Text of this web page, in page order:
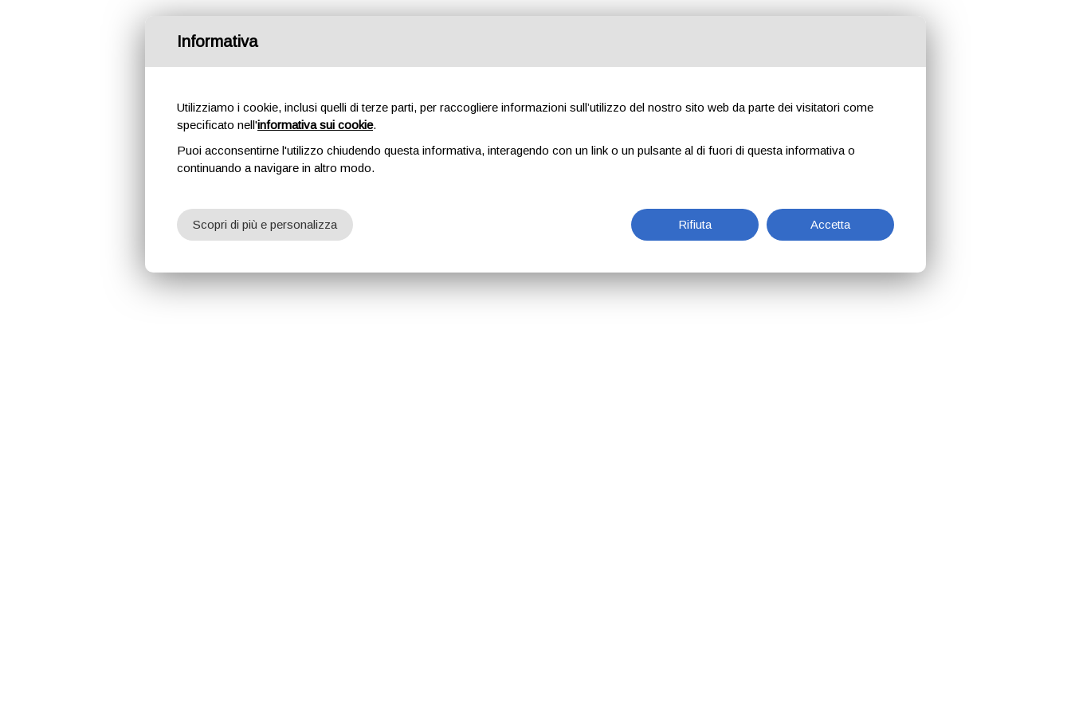
Informativa
Utilizziamo i cookie, inclusi quelli di terze parti, per raccogliere informazioni sull’utilizzo del nostro sito web da parte dei visitatori come
specificato nell'informativa sui cookie.
Puoi acconsentirne l'utilizzo chiudendo questa informativa, interagendo con un link o un pulsante al di fuori di questa informativa o
continuando a navigare in altro modo.
Rifiuta Accetta
Scopri di più e personalizza